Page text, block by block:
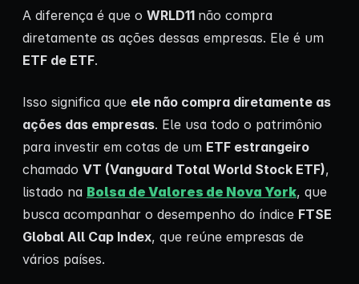
A diferença é que o WRLD11 não compra
diretamente as ações dessas empresas. Ele é um
ETF de ETF.
Isso significa que ele não compra diretamente as
ações das empresas. Ele usa todo o patrimônio
para investir em cotas de um ETF estrangeiro
chamado VT (Vanguard Total World Stock ETF),
listado na Bolsa de Valores de Nova York, que
busca acompanhar o desempenho do índice FTSE
Global All Cap Index, que reúne empresas de
vários países.